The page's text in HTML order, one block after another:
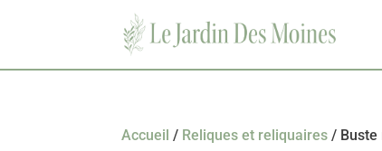
Accueil / Reliques et reliquaires / Buste